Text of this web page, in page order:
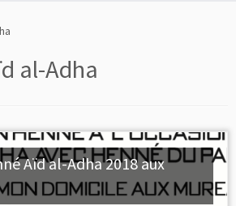
al-Adha
Aïd al-Adha 2018 aux